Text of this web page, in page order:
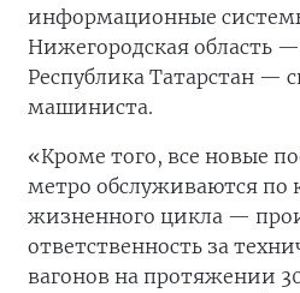
информационные
Нижегородская область
Республика Татарстан —
машиниста.
«Кроме того, все новые
метро обслуживаются по
жизненного цикла —
ответственность за
вагонов на протяжении